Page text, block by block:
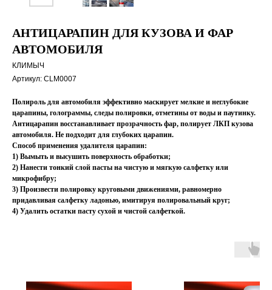
АНТИЦАРАПИН ДЛЯ КУЗОВА И ФАР
АВТОМОБИЛЯ
КЛИМЫЧ
Артикул: CLM0007
Полироль для автомобиля эффективно маскирует мелкие и неглубокие
царапины, голограммы, следы полировки, отметины от воды и паутинку.
Антицарапин восстанавливает прозрачность фар, полирует ЛКП кузова
автомобиля. Не подходит для глубоких царапин.
Способ применения удалителя царапин:
1) Вымыть и высушить поверхность обработки;
2) Нанести тонкий слой пасты на чистую и мягкую салфетку или
микрофибру;
3) Произвести полировку круговыми движениями, равномерно
придавливая салфетку ладонью, имитируя полировальный круг;
4) Удалить остатки пасту сухой и чистой салфеткой.